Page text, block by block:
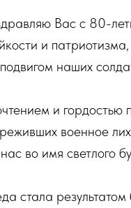
Вас с 80-
и
наших
и
военное
во имя светлого
стала